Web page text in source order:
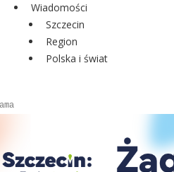
Wiadomości
Szczecin
Region
Polska i świat